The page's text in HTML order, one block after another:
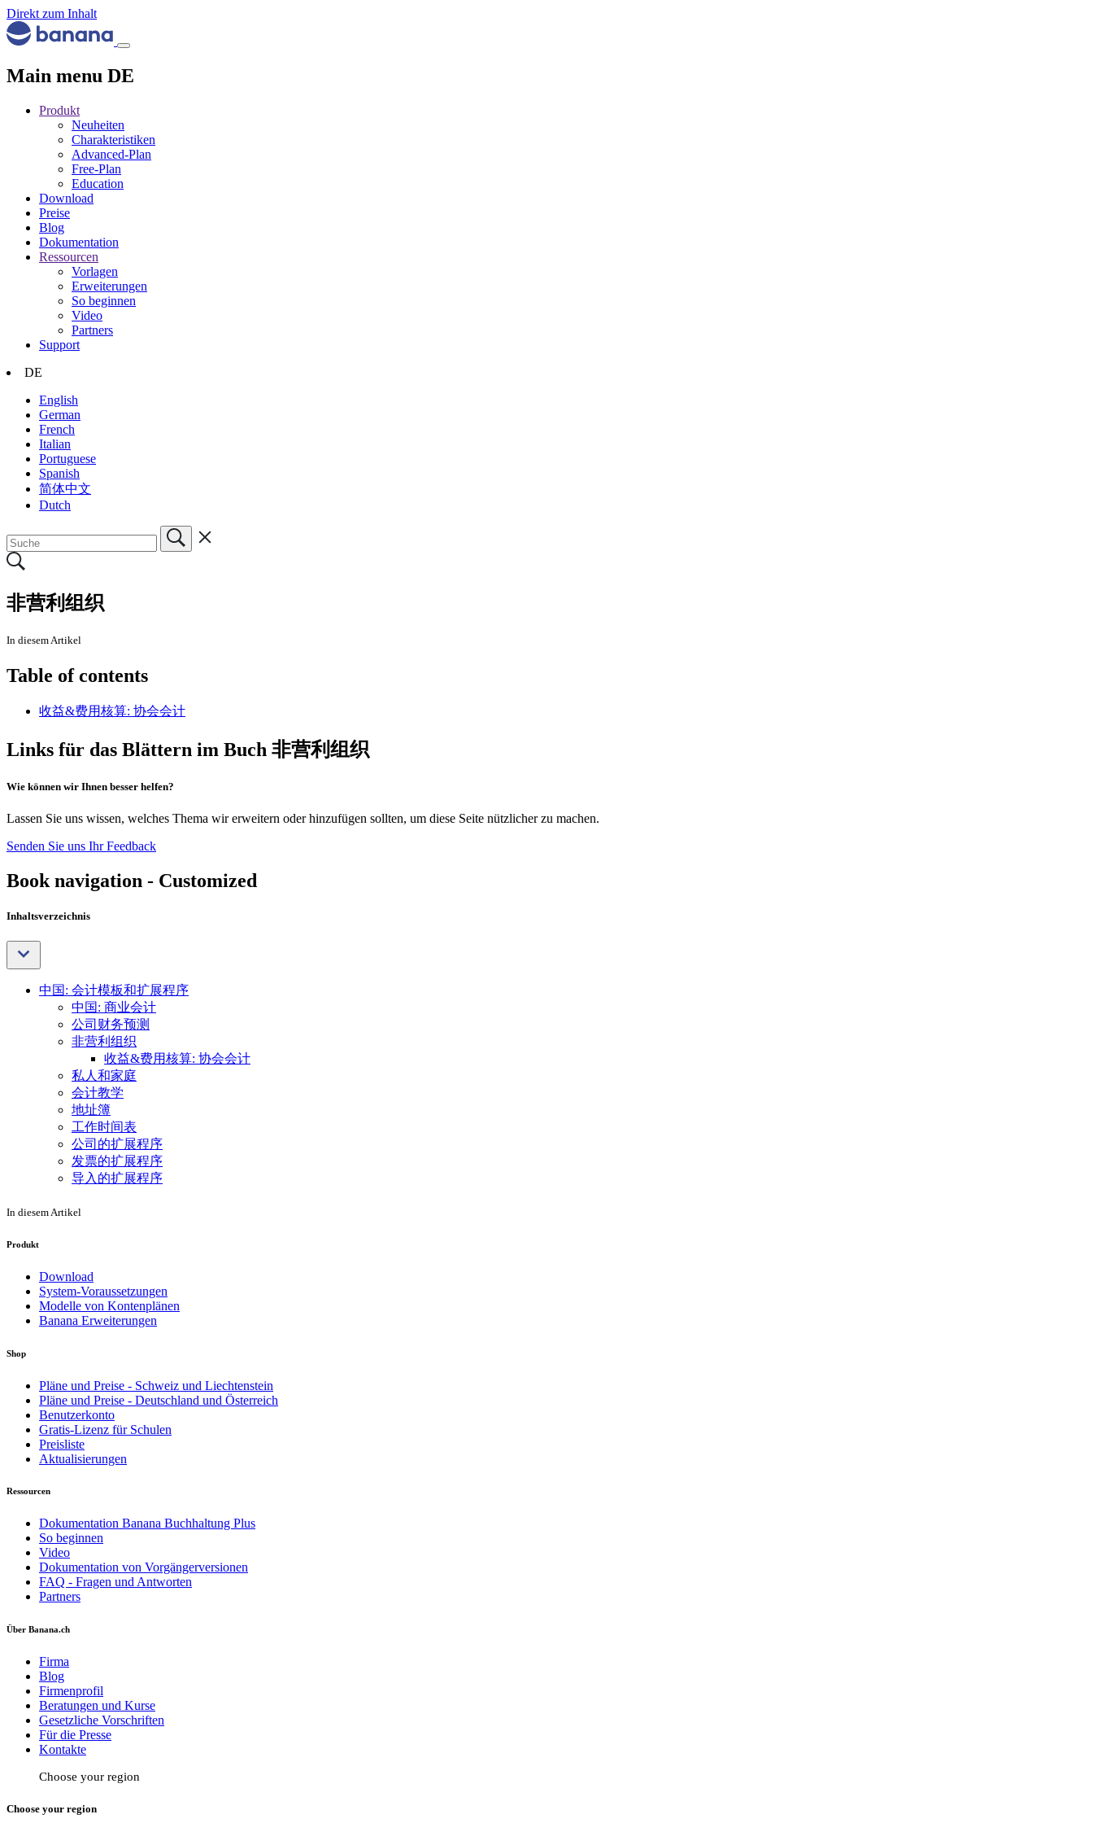
Direkt zum Inhalt
Main menu DE
Produkt
Neuheiten
Charakteristiken
Advanced-Plan
Free-Plan
Education
Download
Preise
Blog
Dokumentation
Ressourcen
Vorlagen
Erweiterungen
So beginnen
Video
Partners
Support
DE
English
German
French
Italian
Portuguese
Spanish
简体中文
Dutch
非营利组织
In diesem Artikel
Table of contents
收益&费用核算: 协会会计
Links für das Blättern im Buch 非营利组织
Wie können wir Ihnen besser helfen?
Lassen Sie uns wissen, welches Thema wir erweitern oder hinzufügen sollten, um diese Seite nützlicher zu machen.
Senden Sie uns Ihr Feedback
Book navigation - Customized
Inhaltsverzeichnis
中国: 会计模板和扩展程序
中国: 商业会计
公司财务预测
非营利组织
收益&费用核算: 协会会计
私人和家庭
会计教学
地址簿
工作时间表
公司的扩展程序
发票的扩展程序
导入的扩展程序
In diesem Artikel
Produkt
Download
System-Voraussetzungen
Modelle von Kontenplänen
Banana Erweiterungen
Shop
Pläne und Preise - Schweiz und Liechtenstein
Pläne und Preise - Deutschland und Österreich
Benutzerkonto
Gratis-Lizenz für Schulen
Preisliste
Aktualisierungen
Ressourcen
Dokumentation Banana Buchhaltung Plus
So beginnen
Video
Dokumentation von Vorgängerversionen
FAQ - Fragen und Antworten
Partners
Über Banana.ch
Firma
Blog
Firmenprofil
Beratungen und Kurse
Gesetzliche Vorschriften
Für die Presse
Kontakte
Choose your region
Choose your region